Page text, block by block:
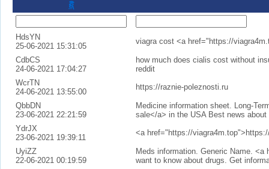
ຊື່
HdsYN
25-06-2021 15:31:05
viagra cost <a href="https://
CdbCS
24-06-2021 17:04:27
how much does cialis cost without
reddit
WcrTN
24-06-2021 13:55:00
https://raznie-poleznosti.ru
QbbDN
23-06-2021 22:21:59
Medicine information sheet. Long-
sale</a> in the USA Best news about
YdrJX
23-06-2021 19:39:11
<a href="https://
UyiZZ
22-06-2021 00:19:59
Meds information. Generic Name.
want to know about drugs. Get